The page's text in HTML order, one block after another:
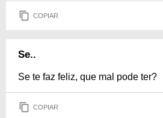
COPIAR
Se..
Se te faz feliz, que mal pode ter?
COPIAR